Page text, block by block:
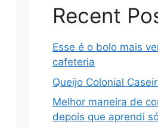
Recent
Esse é o bolo mais
cafeteria
Queijo Colonial
Melhor maneira de
depois que aprendi